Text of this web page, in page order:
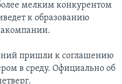
мелким конкурентом
к образованию
пришли к соглашению
в среду. Официально об